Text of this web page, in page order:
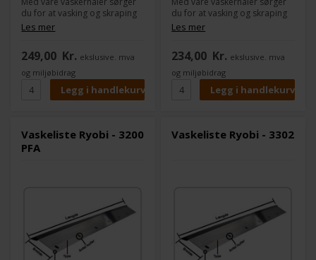
du for at vasking og skraping
av farge fungerer 100 % jevnt.
Type:Gummi
Lengde:355 mm
Bredde:40 mm
Tykkelse:5,0 mm
Antall hull:6
Les mer
249,00 Kr. ekslusive. mva
og miljøbidrag
du for at vasking og skraping
av farge fungerer 100 % jevnt.
Type:Plastik
Lengde:354 mm
Bredde:40 mm
Tykkelse:5,0 mm
Antall hull:6
Les mer
234,00 Kr. ekslusive. mva
og miljøbidrag
Vaskeliste Ryobi - 3200
PFA
Vaskeliste Ryobi - 3302